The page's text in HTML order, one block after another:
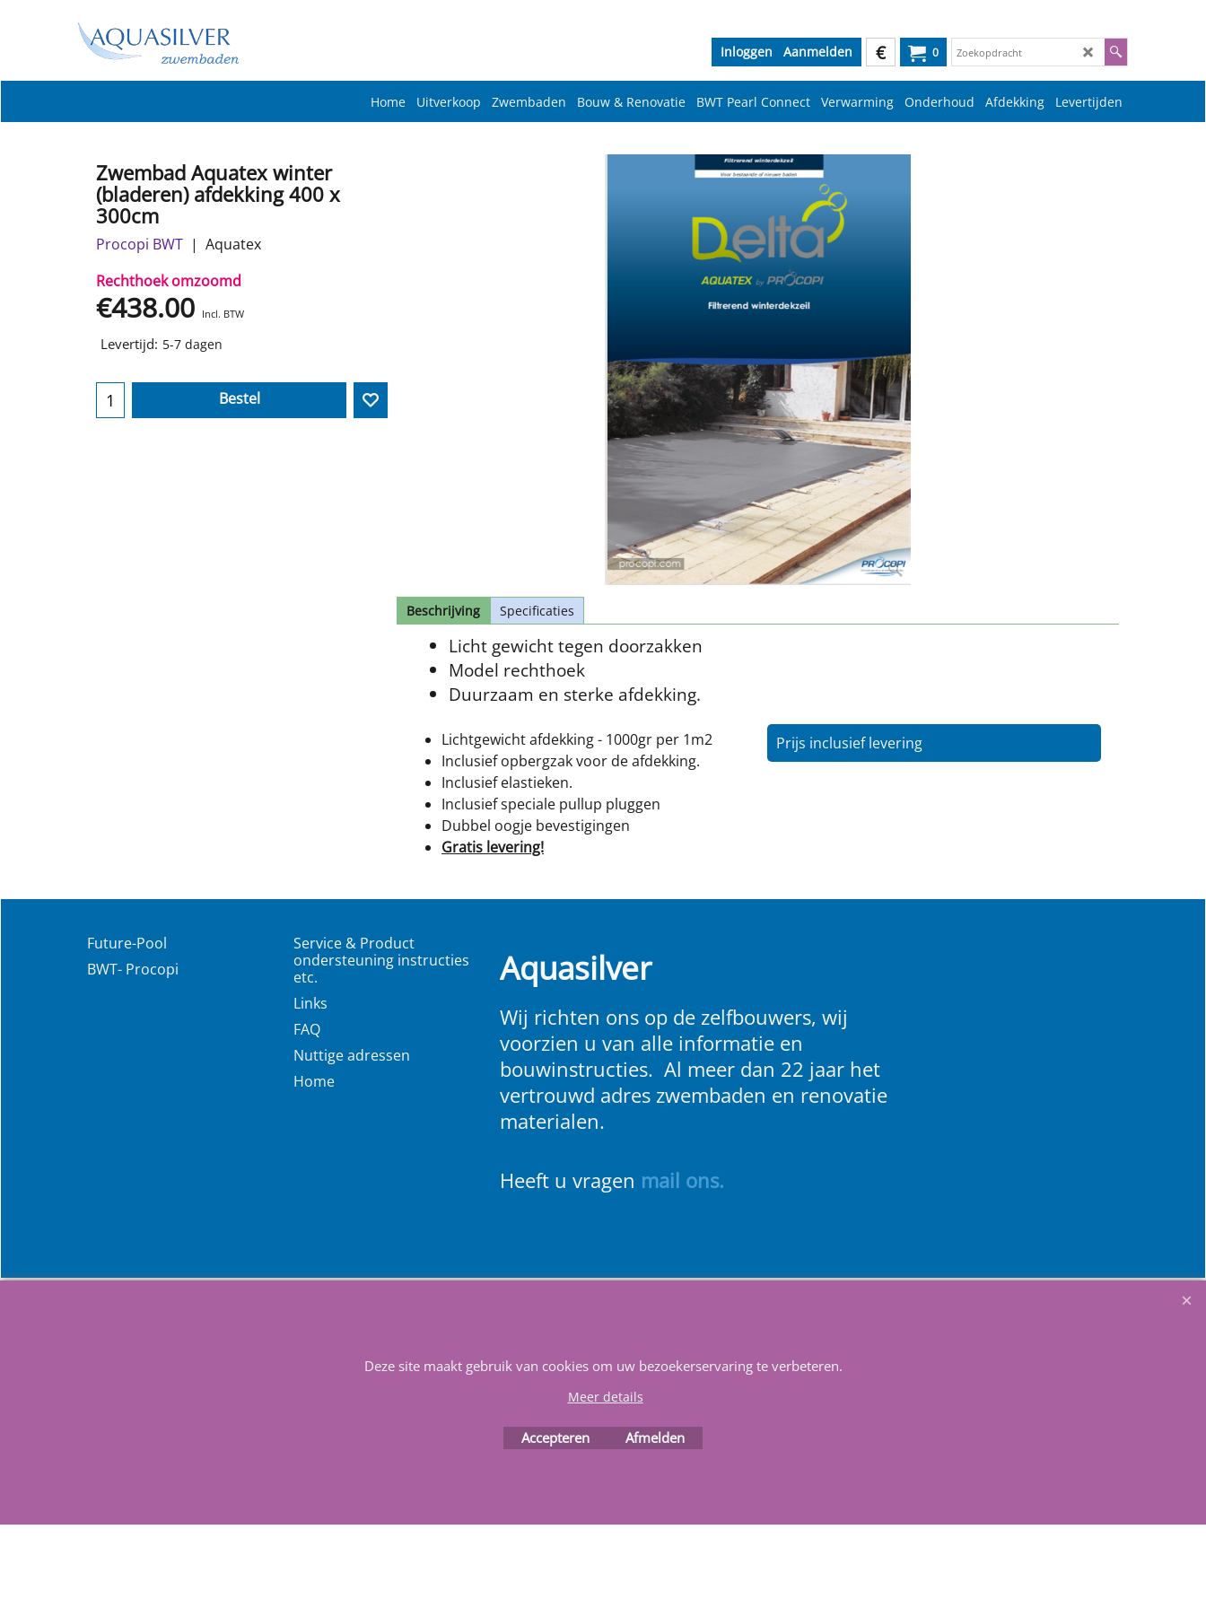
0
€
Inloggen Aanmelden
Home Uitverkoop Zwembaden Bouw & Renovatie BWT Pearl Connect Verwarming Onderhoud Afdekking Levertijden
Zwembad Aquatex winter
(bladeren) afdekking 400 x
300cm
Procopi BWT
Aquatex
Rechthoek omzoomd
€438.00 Incl. BTW
Levertijd: 5-7 dagen
Bestel
Beschrijving Specificaties
Licht gewicht tegen doorzakken
Model rechthoek
Duurzaam en sterke afdekking.
Prijs inclusief levering
Lichtgewicht afdekking - 1000gr per 1m2
Inclusief opbergzak voor de afdekking.
Inclusief elastieken.
Inclusief speciale pullup pluggen
Dubbel oogje bevestigingen
Gratis levering!
Future-Pool
BWT- Procopi
Service & Product
ondersteuning instructies
etc.
Links
FAQ
Nuttige adressen
Home
Aquasilver
Wij richten ons op de zelfbouwers, wij
voorzien u van alle informatie en
bouwinstructies. Al meer dan 22 jaar het
vertrouwd adres zwembaden en renovatie
materialen.
Heeft u vragen mail ons.
ShopFactory webwinkel
software.
Deze site maakt gebruik van cookies om uw bezoekerservaring te verbeteren.
Meer details
Accepteren Afmelden